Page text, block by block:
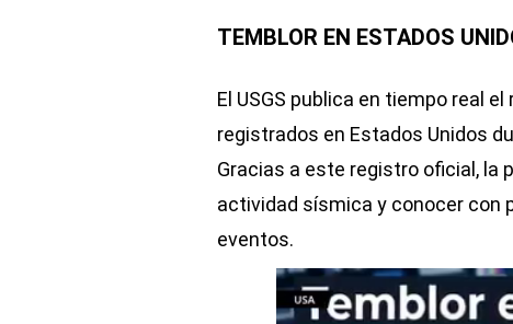
TEMBLOR EN ESTADOS
El USGS publica en tiempo real
registrados en Estados Unidos
Gracias a este registro oficial, la
actividad sísmica y conocer con
eventos.